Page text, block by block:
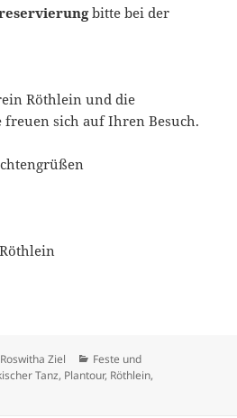
bitte bei der
Röthlein und die
freuen sich auf Ihren Besuch.
Autor
Roswitha Ziel Kategorien
Feste und
Tanz, Plantour, Röthlein,